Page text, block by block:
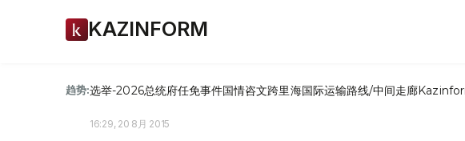
KAZINFORM
趋势:选举-2026总统府任免事件国情咨文跨里海国际运输路线/中间走廊
16:29, 20 8月 2015